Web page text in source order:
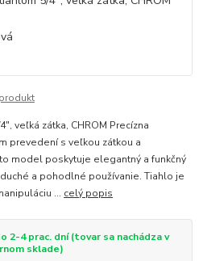
veľká zátka, CHROM Precízna
prevedení s veľkou zátkou a
model poskytuje elegantný a funkčný
a pohodlné používanie. Tiahlo je
... celý popis
2-4 prac. dní (tovar sa nachádza v
sklade)